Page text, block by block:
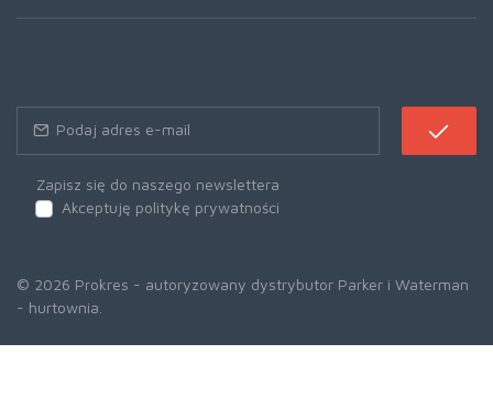
Zapisz się do naszego newslettera
Akceptuję politykę prywatności
© 2026 Prokres - autoryzowany dystrybutor Parker i Waterman
- hurtownia.